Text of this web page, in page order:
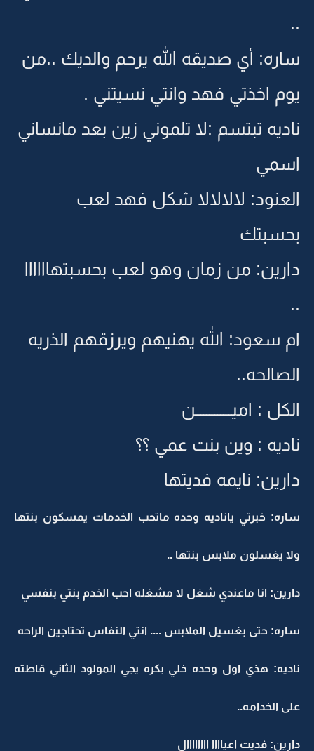
..
ساره: أي صديقه الله يرحم والديك ..من
يوم اخذتي فهد وانتي نسيتني .
ناديه تبتسم :لا تلموني زين بعد مانساني
اسمي
العنود: لالالالا شكل فهد لعب
بحسبتك
دارين: من زمان وهو لعب بحسبتهاااااا
..
ام سعود: الله يهنيهم ويرزقهم الذريه
الصالحه..
الكل : اميـــــــــــــن
ناديه : وين بنت عمي ؟؟
دارين: نايمه فديتها
ساره: خبرتي ياناديه وحده ماتحب الخدمات يمسكون بنتها
ولا يغسلون ملابس بنتها ..
دارين: انا ماعندي شغل لا مشغله احب الخدم بنتي بنفسي
ساره: حتى بغسيل الملابس .... انتي النفاس تحتاجين الراحه
ناديه: هذي اول وحده خلي بكره يجي المولود الثاني قاطته
على الخدامه..
دارين: فديت اعياااا اااااااال